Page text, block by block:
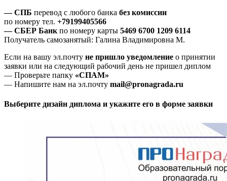
— СПБ перевод с любого банка без комиссии
по номеру тел. +79199405566
— СБЕР Банк по номеру карты 5469 6700 1209 6114
Получатель самозанятый: Галина Владимировна М.
Если на вашу эл.почту не пришло уведомление о принятии
заявки или на следующий рабочий день не пришел диплом
— Проверьте папку «СПАМ»
— Напишите нам на эл.почту mail@pronagrada.ru
Выберите дизайн диплома и укажите его в форме заявки